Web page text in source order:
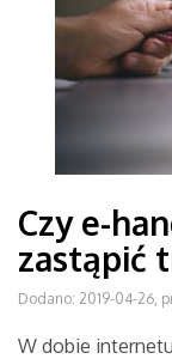
Czy e-
zastąpić
Dodano: 2019-04-26,
W dobie